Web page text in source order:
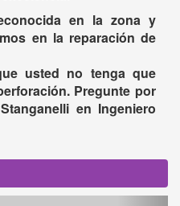
en la zona y
en la reparación de
usted no tenga que
Pregunte por
en Ingeniero